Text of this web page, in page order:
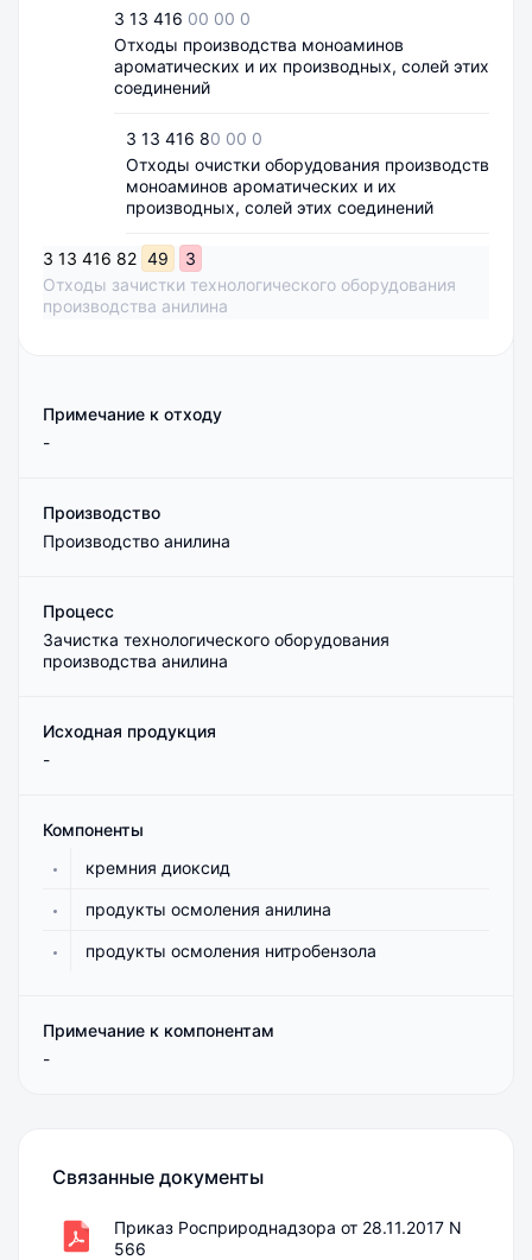
3 13 416 00 00 0
Отходы производства моноаминов
ароматических и их производных, солей этих
соединений
3 13 416 80 00 0
Отходы очистки оборудования производств
моноаминов ароматических и их
производных, солей этих соединений
3 13 416 82 49
3
Отходы зачистки технологического оборудования
производства анилина
Примечание к отходу
-
Производство
Производство анилина
Процесс
Зачистка технологического оборудования
производства анилина
Исходная продукция
-
Компоненты
кремния диоксид
продукты осмоления анилина
продукты осмоления нитробензола
Примечание к компонентам
-
Связанные документы
Приказ Росприроднадзора от 28.11.2017 N
566